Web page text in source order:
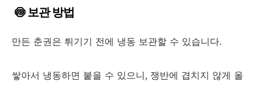
🍥 보관 방법
만든 춘권은 튀기기 전에 냉동 보관할 수 있습니다.
쌓아서 냉동하면 붙을 수 있으니, 쟁반에 겹치지 않게 올